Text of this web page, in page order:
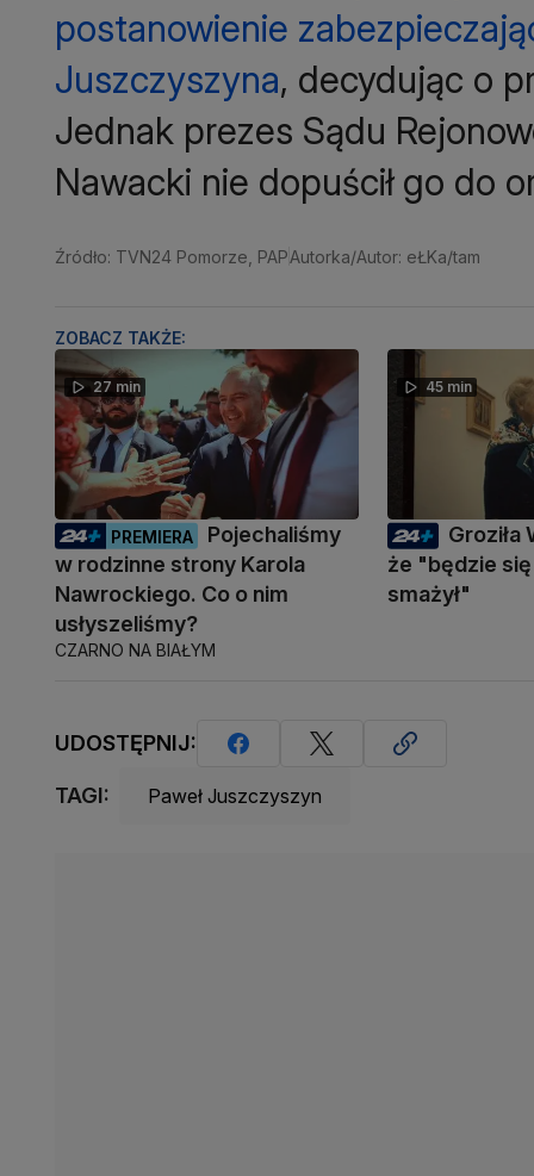
postanowienie
Juszczyszyna, decydując o
Jednak prezes Sądu
Nawacki nie dopuścił go do
Źródło: TVN24 Pomorze, PAPAutorka/Autor: eŁKa/tam
ZOBACZ TAKŻE:
27 min
PREMIERA
Pojechaliśmy
w rodzinne strony Karola
Nawrockiego. Co o nim
usłyszeliśmy?
CZARNO NA BIAŁYM
45 min
Groziła
że "będzie
smażył"
UDOSTĘPNIJ:
TAGI: Paweł Juszczyszyn